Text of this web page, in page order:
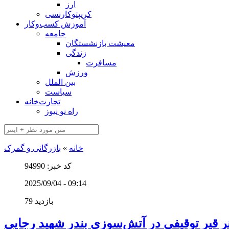
ارز
کریپتوکارنسی
آموزش کسب‌وکار
جامعه
معیشت بازنشستگان
زندگی
مسافرت
ورزش
بین الملل
سیاست
تجارت‌خانه
راه نو نیوز
خانه » بازرگانی و گمرک
کد خبر: 94990
2025/09/04 - 09:14
79 بازدید